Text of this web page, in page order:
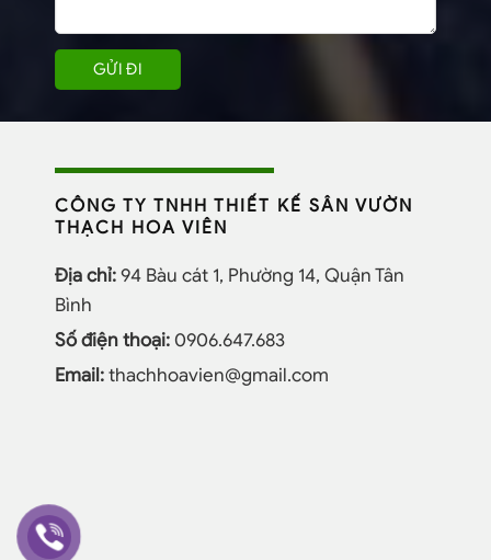
CÔNG TY TNHH THIẾT KẾ SÂN VƯỜN
THẠCH HOA VIÊN
Địa chỉ:94 Bàu cát 1, Phường 14, Quận Tân
Bình
Số điện thoại:0906.647.683
Email:thachhoavien@gmail.com